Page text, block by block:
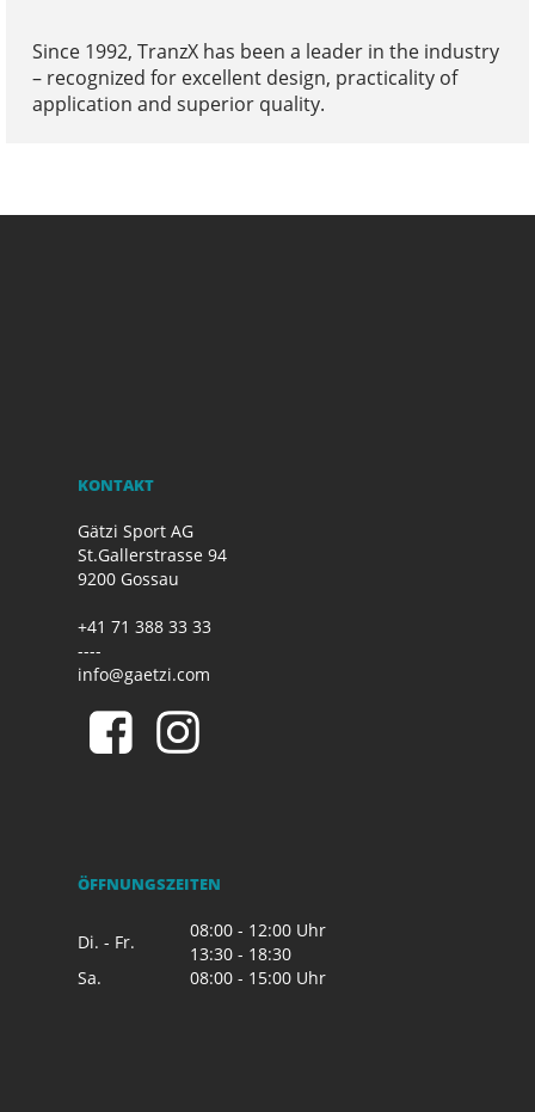
Since 1992, TranzX has been a leader in the industry
– recognized for excellent design, practicality of
application and superior quality.
KONTAKT
Gätzi Sport AG
St.Gallerstrasse 94
9200 Gossau
+41 71 388 33 33
----
info@gaetzi.com
ÖFFNUNGSZEITEN
Di. - Fr.
08:00 - 12:00 Uhr
13:30 - 18:30
Sa.
08:00 - 15:00 Uhr